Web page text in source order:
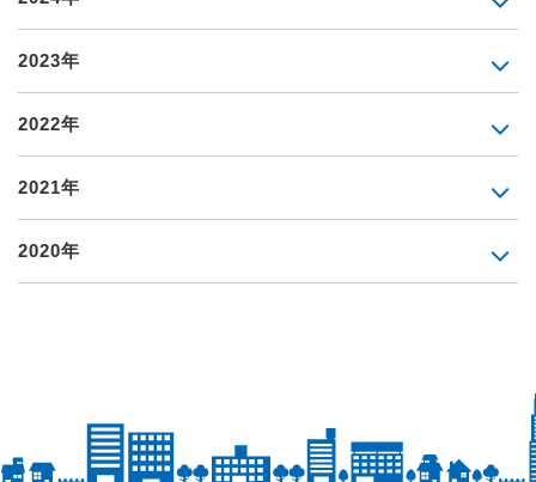
2023年
2022年
2021年
2020年